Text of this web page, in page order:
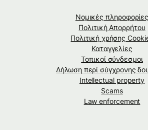
Νομικές πληροφορίες
Πολιτική Απορρήτου
Πολιτική χρήσης
Καταγγελίες
Τοπικοί σύνδεσμοι
Δήλωση περί σύγχρονης
Intellectual property
Scams
Law enforcement